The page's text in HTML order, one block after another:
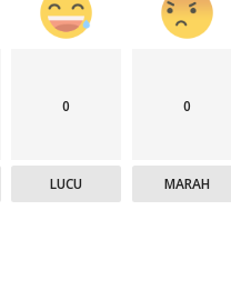
0
LUCU
0
MARAH